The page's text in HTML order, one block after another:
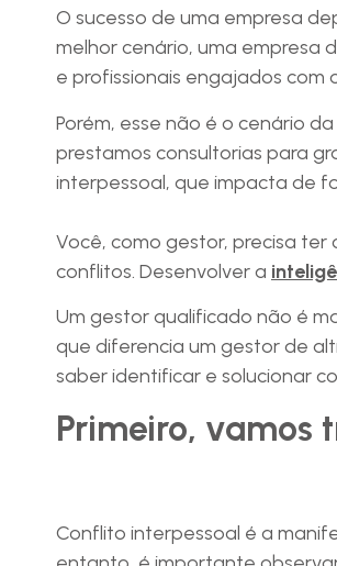
O sucesso de uma empresa
melhor cenário, uma empresa
e profissionais engajados com
Porém, esse não é o cenário
prestamos consultorias para
interpessoal, que impacta de
Você, como gestor, precisa
conflitos. Desenvolver a
Um gestor qualificado não é
que diferencia um gestor de
saber identificar e solucionar
Primeiro, vamos
Conflito interpessoal é a